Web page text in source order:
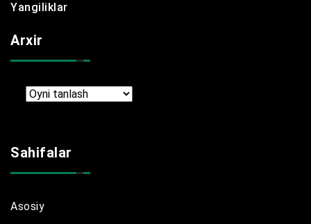
Yangiliklar
Arxir
Arxir
Sahifalar
Asosiy